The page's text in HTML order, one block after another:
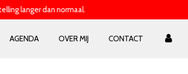
langer dan normaal.
AGENDA OVER MIJ CONTACT